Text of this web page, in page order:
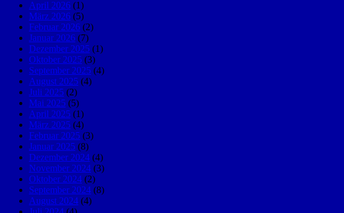
April 2026 (1)
März 2026 (5)
Februar 2026 (2)
Januar 2026 (7)
Dezember 2025 (1)
Oktober 2025 (3)
September 2025 (4)
August 2025 (4)
Juli 2025 (2)
Mai 2025 (5)
April 2025 (1)
März 2025 (4)
Februar 2025 (3)
Januar 2025 (8)
Dezember 2024 (4)
November 2024 (3)
Oktober 2024 (2)
September 2024 (8)
August 2024 (4)